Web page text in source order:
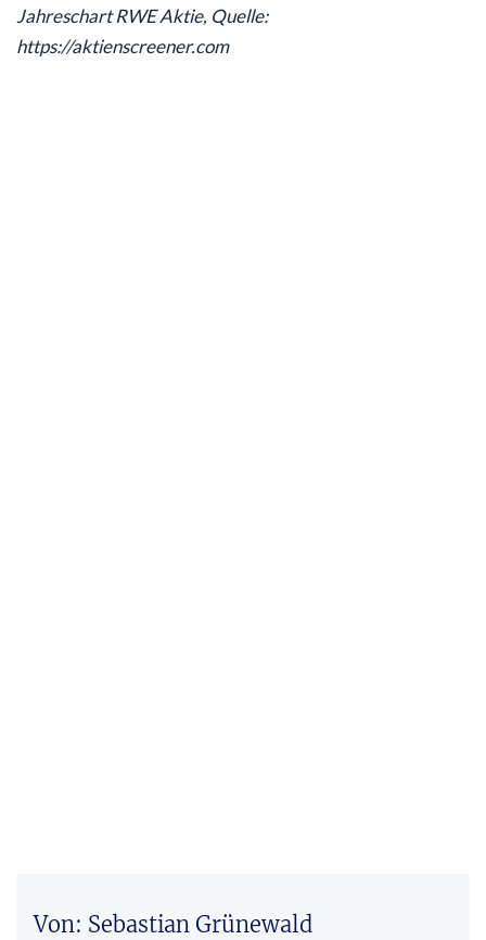
Jahreschart RWE Aktie, Quelle:
https://aktienscreener.com
Von: Sebastian Grünewald